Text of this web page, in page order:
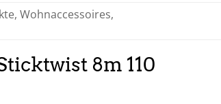
Wohnaccessoires,
8m 110